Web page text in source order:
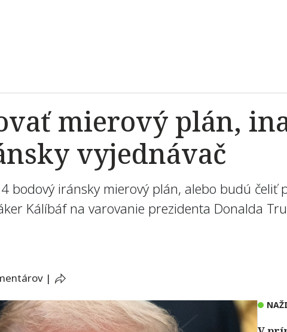
mierový plán,
vyjednávač
bodový iránsky mierový plán, alebo budú čeliť
Kálíbáf na varovanie prezidenta Donalda
|